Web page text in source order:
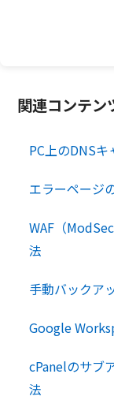
関連コンテン
PC上のDNS
エラーページ
WAF（
法
手動バックア
Google
cPanelのサブ
法